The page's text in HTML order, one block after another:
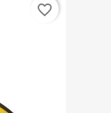
favorite_border